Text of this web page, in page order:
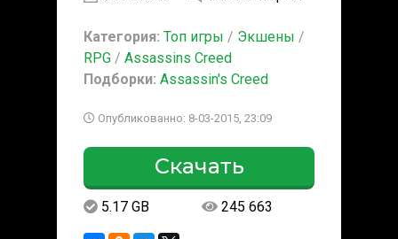
Категория: Топ игры / Экшены /
RPG / Assassins Creed
Подборки: Assassin's Creed
Опубликованно: 8-03-2015, 23:09
Скачать
5.17 GB 245 663